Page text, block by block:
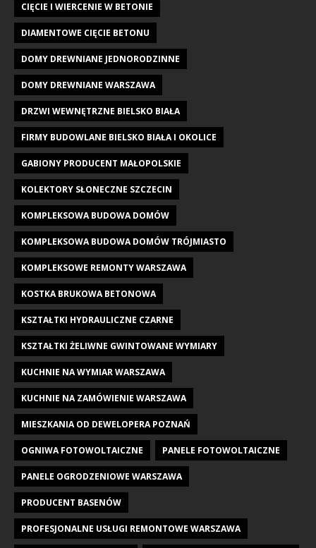
CIĘCIE I WIERCENIE W BETONIE
DIAMENTOWE CIĘCIE BETONU
DOMY DREWNIANE JEDNORODZINNE
DOMY DREWNIANE WARSZAWA
DRZWI WEWNĘTRZNE BIELSKO BIAŁA
FIRMY BUDOWLANE BIELSKO BIAŁA I OKOLICE
GABIONY PRODUCENT MAŁOPOLSKIE
KOLEKTORY SŁONECZNE SZCZECIN
KOMPLEKSOWA BUDOWA DOMÓW
KOMPLEKSOWA BUDOWA DOMÓW TRÓJMIASTO
KOMPLEKSOWE REMONTY WARSZAWA
KOSTKA BRUKOWA BETONOWA
KSZTAŁTKI HYDRAULICZNE CZARNE
KSZTAŁTKI ŻELIWNE GWINTOWANE WYMIARY
KUCHNIE NA WYMIAR WARSZAWA
KUCHNIE NA ZAMÓWIENIE WARSZAWA
MIESZKANIA OD DEWELOPERA POZNAŃ
OGNIWA FOTOWOLTAICZNE PANELE FOTOWOLTAICZNE
PANELE OGRODZENIOWE WARSZAWA
PRODUCENT BASENÓW
PROFESJONALNE USŁUGI REMONTOWE WARSZAWA